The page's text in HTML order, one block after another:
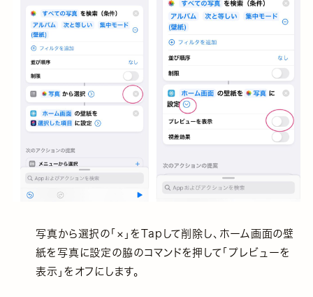
写真から選択の「×」をTapして削除し、ホーム画面の壁
紙を写真に設定の脇のコマンドを押して「プレビューを
表示」をオフにします。